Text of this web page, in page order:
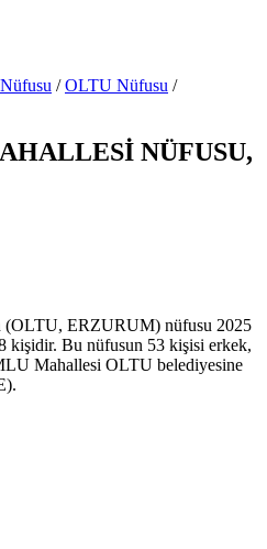
Nüfusu / OLTU Nüfusu /
NÜFUSU,
ERZURUM) nüfusu 2025
kişidir. Bu nüfusun 53 kişisi erkek,
Mahallesi OLTU belediyesine